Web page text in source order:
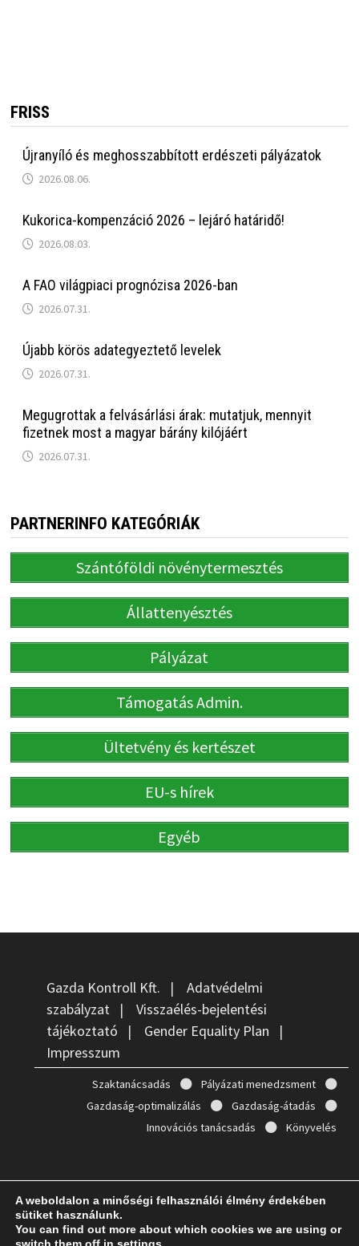
FRISS
Újranyíló és meghosszabbított erdészeti pályázatok
2026.08.06.
Kukorica-kompenzáció 2026 – lejáró határidő!
2026.08.03.
A FAO világpiaci prognózisa 2026-ban
2026.07.31.
Újabb körös adategyeztető levelek
2026.07.31.
Megugrottak a felvásárlási árak: mutatjuk, mennyit
fizetnek most a magyar bárány kilójáért
2026.07.31.
PARTNERINFO KATEGÓRIÁK
Szántóföldi növénytermesztés
Állattenyésztés
Pályázat
Támogatás Admin.
Ültetvény és kertészet
EU-s hírek
Egyéb
Gazda Kontroll Kft. | Adatvédelmi
szabályzat| Visszaélés-bejelentési
tájékoztató | Gender Equality Plan |
Impresszum
Szaktanácsadás
Pályázati menedzsment
Gazdaság-optimalizálás
Gazdaság-átadás
Innovációs tanácsadás
Könyvelés
Copyright © 2026Gazda Kontroll. Powered byWordPressand
Bam
A weboldalon a minőségi felhasználói élmény érdekében
sütiket használunk.
You can find out more about which cookies we are using or